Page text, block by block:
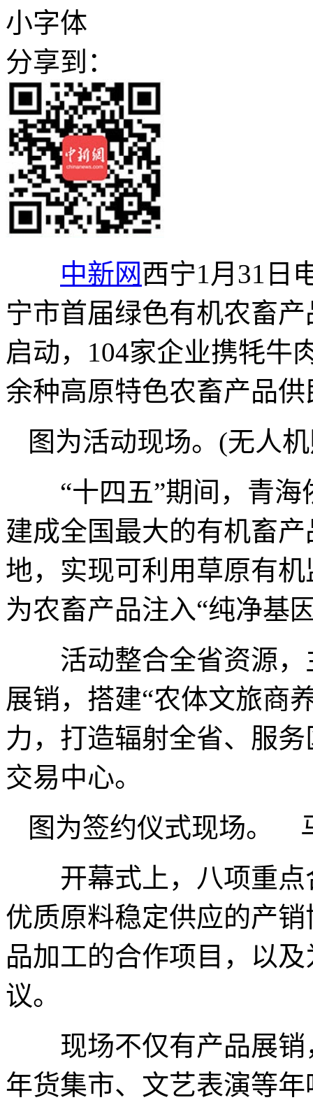
小字体
分享到：
中新网西宁1月31日
宁市首届绿色有机农畜
启动，104家企业携牦牛
余种高原特色农畜产品
图为活动现场。(无人
“十四五”期间，青海
建成全国最大的有机畜
地，实现可利用草原有
为农畜产品注入“纯净基
活动整合全省资源，
展销，搭建“农体文旅商
力，打造辐射全省、服
交易中心。
图为签约仪式现场。
开幕式上，八项重点
优质原料稳定供应的产
品加工的合作项目，以
议。
现场不仅有产品展销
年货集市、文艺表演等